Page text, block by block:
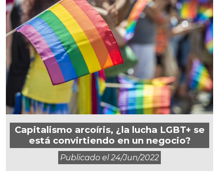
Capitalismo arcoíris, ¿la lucha LGBT+ se
está convirtiendo en un negocio?
Publicado el24/jun/2022